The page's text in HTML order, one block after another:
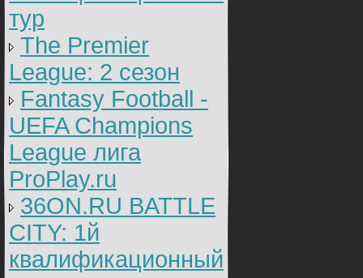
тур
The Premier
League: 2 cезон
Fantasy Football -
UEFA Champions
League лига
ProPlay.ru
36ON.RU BATTLE
CITY: 1й
квалификационный